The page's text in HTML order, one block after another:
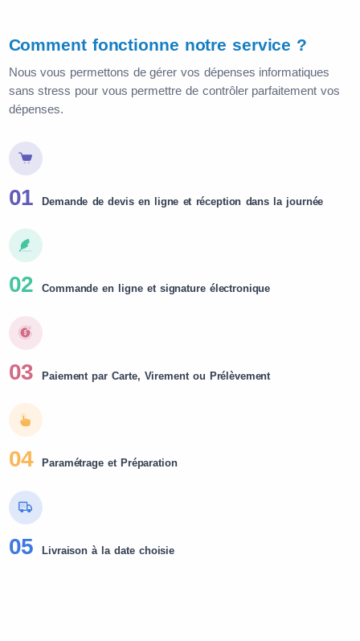
Comment fonctionne notre service ?
Nous vous permettons de gérer vos dépenses informatiques
sans stress pour vous permettre de contrôler parfaitement vos
dépenses.
01 Demande de devis en ligne et réception dans la journée
02 Commande en ligne et signature électronique
03 Paiement par Carte, Virement ou Prélèvement
04 Paramétrage et Préparation
05 Livraison à la date choisie